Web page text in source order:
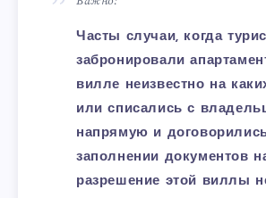
Часты случаи, когда
забронировали
вилле неизвестно на
или списались с
напрямую и
заполнении документов
разрешение этой виллы